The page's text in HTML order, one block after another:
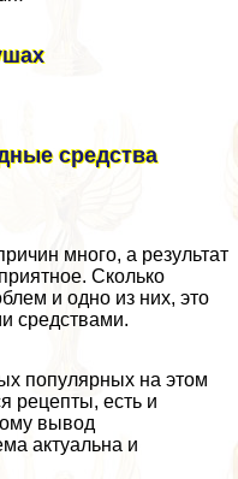
средства
много, а результат
Сколько
и одно из них, это
средствами.
популярных на этом
рецепты, есть и
вывод
актуальна и